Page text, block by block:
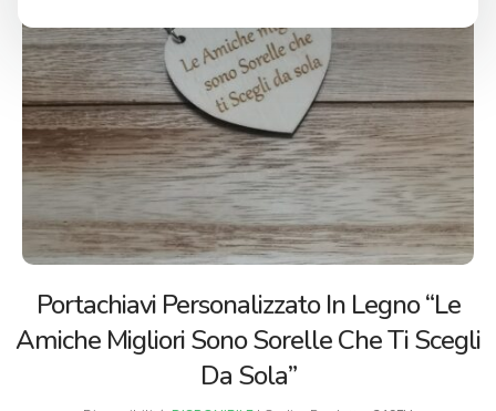
Portachiavi Personalizzato In Legno “Le
Amiche Migliori Sono Sorelle Che Ti Scegli
Da Sola”